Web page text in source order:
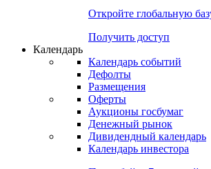
Откройте глобальную
Получить доступ
Календарь
Календарь событий
Дефолты
Размещения
Оферты
Аукционы госбумаг
Денежный рынок
Дивидендный календарь
Календарь инвестора